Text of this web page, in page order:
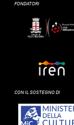
FONDATORI
CON IL SOSTEGNO DI